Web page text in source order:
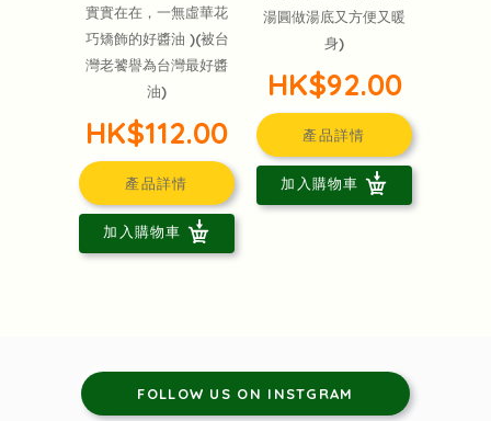
實實在在，一無虛華花
巧矯飾的好醬油 )(被台
灣老饕譽為台灣最好醬
油)
HK$112.00
產品詳情
加入購物車
湯圓做湯底又方便又暖
身)
HK$92.00
產品詳情
加入購物車
FOLLOW US ON INSTGRAM